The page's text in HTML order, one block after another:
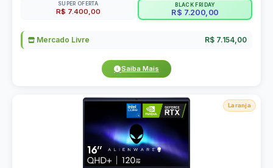
SUPER OFERTA
R$ 7.400,00
BLACK FRIDAY
R$ 7.200,00
Mercado Livre R$ 7.154,00
Saiba Mais
Laranja